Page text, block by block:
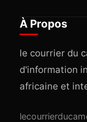
À Propos
le courrier du
d'information
africaine et